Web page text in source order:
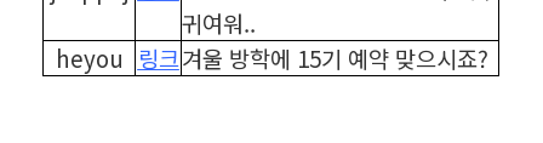
귀여워..
heyou 링크겨울 방학에 15기 예약 맞으시죠?